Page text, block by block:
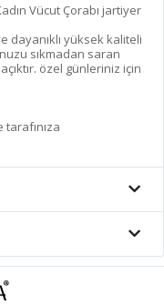
Vücut Çorabı jartiyer
dayanıklı yüksek kaliteli
sıkmadan saran
özel günleriniz için